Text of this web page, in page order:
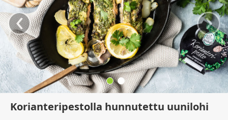
‹ ›
Korianteripestolla hunnutettu uunilohi